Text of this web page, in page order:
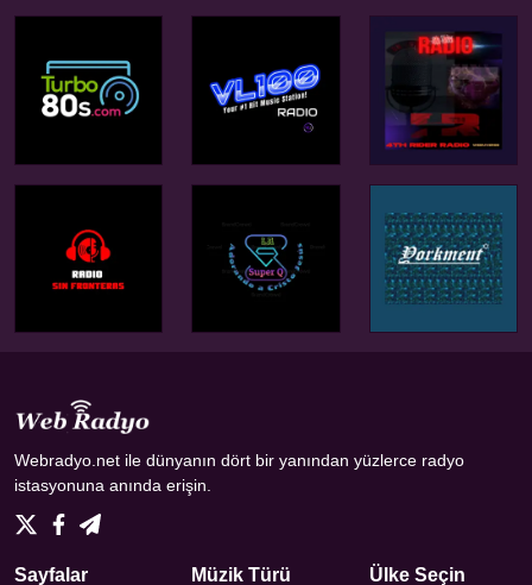
Webradyo.net ile dünyanın dört bir yanından yüzlerce radyo
istasyonuna anında erişin.
Sayfalar Müzik Türü Ülke Seçin